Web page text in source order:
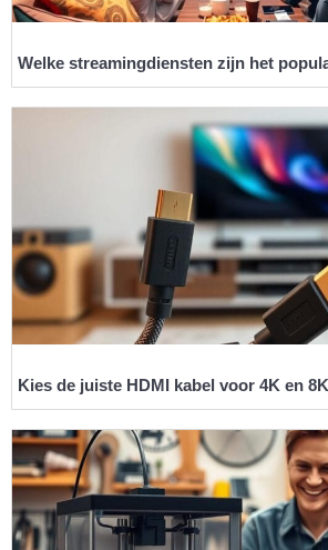
Welke streamingdiensten zijn het
Kies de juiste HDMI kabel voor 4K en 8K